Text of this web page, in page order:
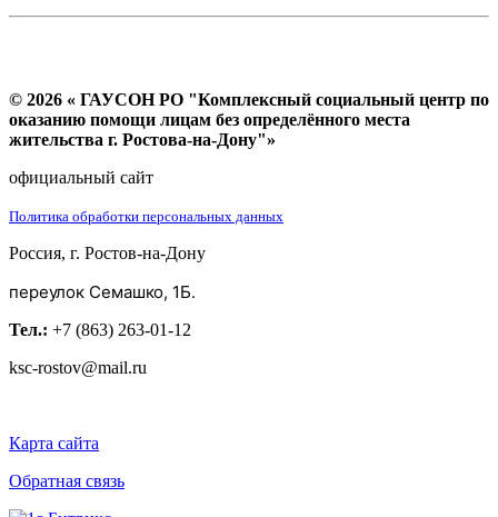
© 2026 « ГАУСОН РО "Комплексный социальный центр по
оказанию помощи лицам без определённого места
жительства г. Ростова-на-Дону"»
официальный сайт
Политика обработки персональных данных
Россия, г. Ростов-на-Дону
переулок Семашко, 1Б.
Тел.: +7 (863) 263-01-12
ksc-rostov@mail.ru
Карта сайта
Обратная связь